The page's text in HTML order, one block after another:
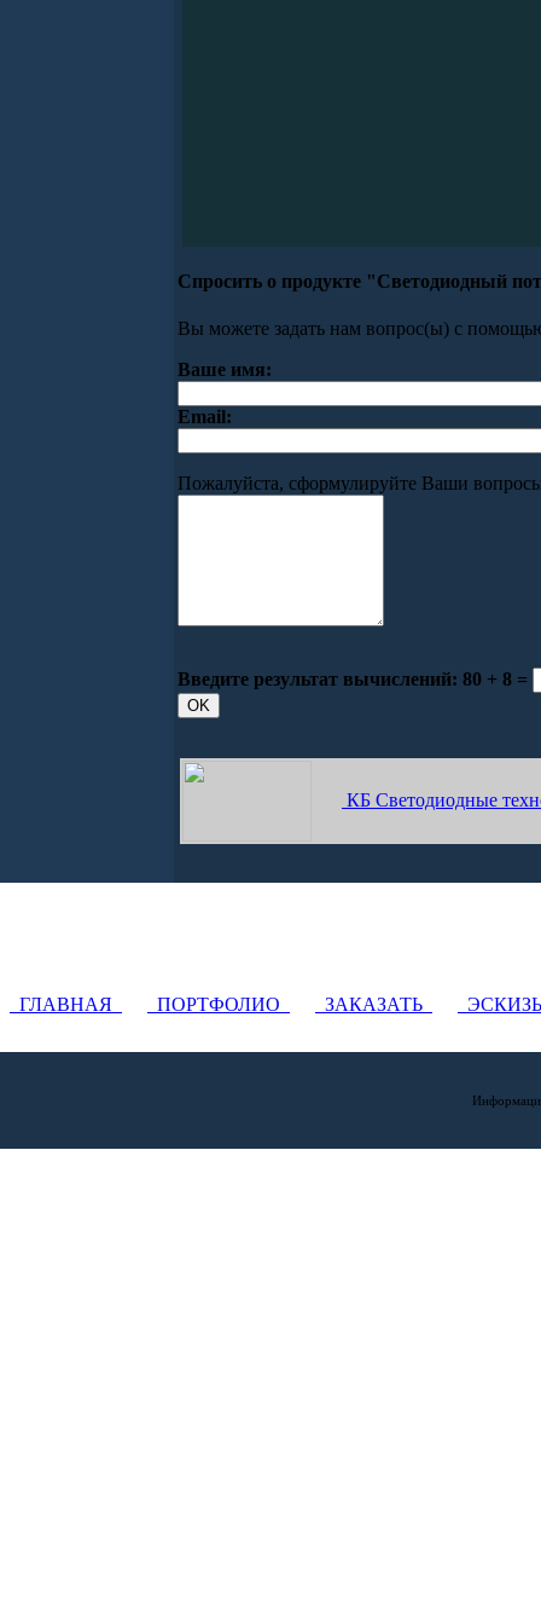
Спросить о продукте "Светодиодный
Вы можете задать нам вопрос(ы) с
Ваше имя:
Email:
Пожалуйста, сформулируйте Ваши
Введите результат вычислений: 80 + 8 =
КБ Светодиодные
ГЛАВНАЯ ПОРТФОЛИО ЗАКАЗАТЬ